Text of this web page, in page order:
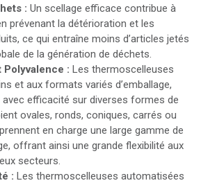
: Un scellage efficace contribue à
prévenant la détérioration et les
ce qui entraîne moins d’articles jetés
de la génération de déchets.
: Les thermoscelleuses
et aux formats variés d’emballage,
efficacité sur diverses formes de
ovales, ronds, coniques, carrés ou
en charge une large gamme de
offrant ainsi une grande flexibilité aux
secteurs.
: Les thermoscelleuses automatisées